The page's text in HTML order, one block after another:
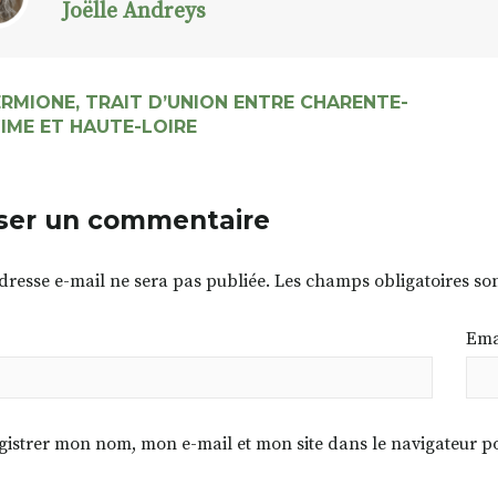
Joëlle Andreys
TRAIT D’UNION ENTRE CHARENTE-
ET HAUTE-LOIRE
un commentaire
e-mail ne sera pas publiée. Les champs obligatoires
mon nom, mon e-mail et mon site dans le navigateur